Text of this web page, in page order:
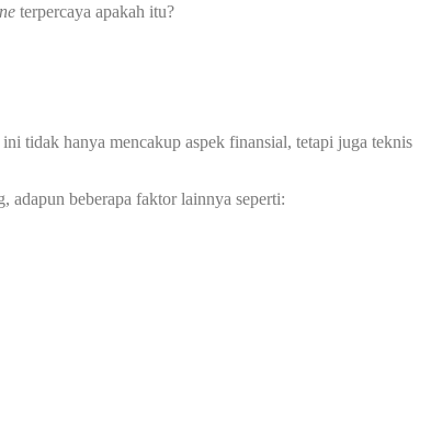
terpercaya apakah itu?
tidak hanya mencakup aspek finansial, tetapi juga teknis
adapun beberapa faktor lainnya seperti: